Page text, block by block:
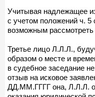
Учитывая надлежащее
с учетом положений ч. 5
возможным рассмотреть
Третье лицо Л.Л.Л.,
образом о месте и
в судебное заседание
отзыв на исковое
ДД.ММ.ГГГГ она, Л.Л.Л.